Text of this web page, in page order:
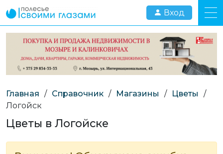
Вход
Главная / Справочник / Магазины / Цветы
/
Логойск
Цветы в Логойске